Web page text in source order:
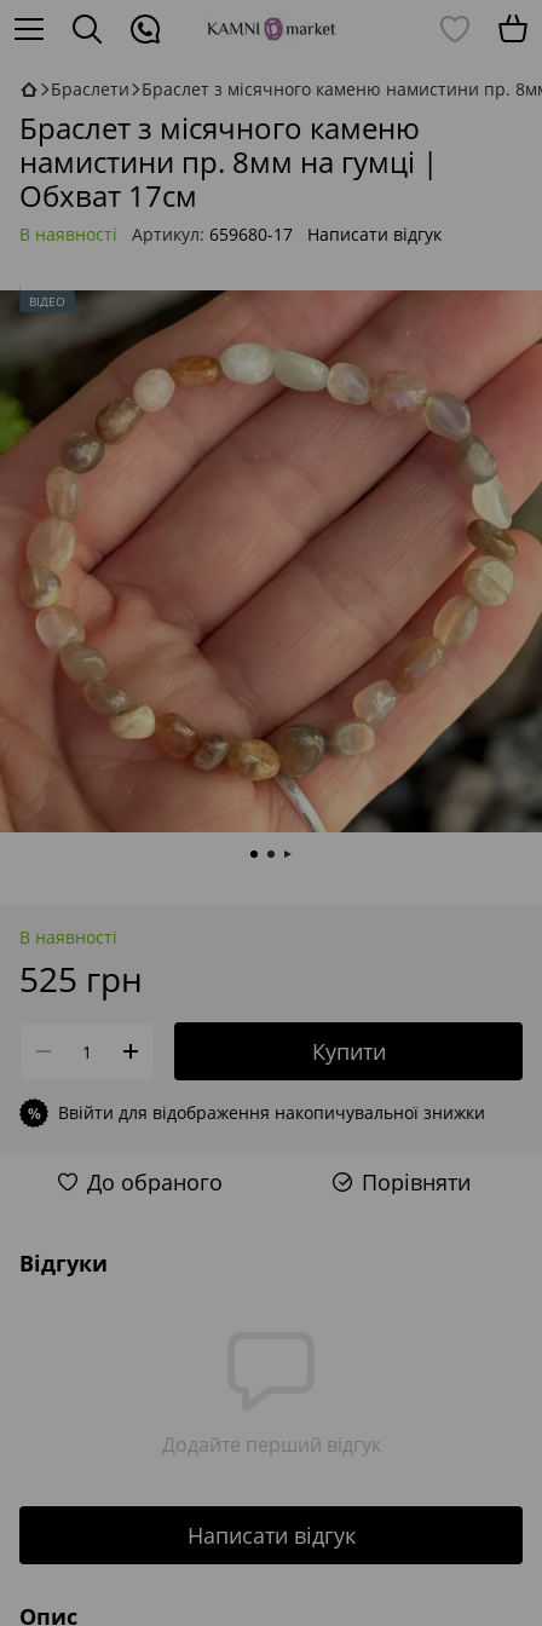
Браслети Браслет з місячного каменю намистини пр.
Браслет з місячного каменю
намистини пр. 8мм на гумці |
Обхват 17см
В наявності Артикул: 659680-17 Написати відгук
ВІДЕО
В наявності
525 грн
Купити
% Ввійти для відображення накопичувальної знижки
До обраного Порівняти
Відгуки
Додайте перший відгук
Написати відгук
Опис